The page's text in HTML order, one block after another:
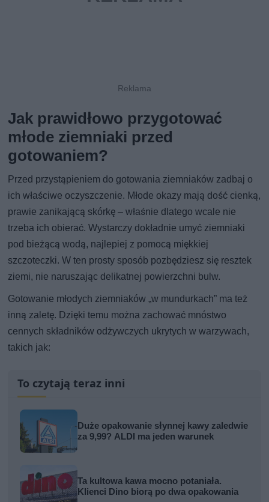
Jak prawidłowo przygotować
młode ziemniaki przed
gotowaniem?
Przed przystąpieniem do gotowania ziemniaków zadbaj o
ich właściwe oczyszczenie. Młode okazy mają dość cienką,
prawie zanikającą skórkę – właśnie dlatego wcale nie
trzeba ich obierać. Wystarczy dokładnie umyć ziemniaki
pod bieżącą wodą, najlepiej z pomocą miękkiej
szczoteczki. W ten prosty sposób pozbędziesz się resztek
ziemi, nie naruszając delikatnej powierzchni bulw.
Gotowanie młodych ziemniaków „w mundurkach” ma też
inną zaletę. Dzięki temu można zachować mnóstwo
cennych składników odżywczych ukrytych w warzywach,
takich jak:
To czytają teraz inni
Duże opakowanie słynnej kawy zaledwie
za 9,99? ALDI ma jeden warunek
Ta kultowa kawa mocno potaniała.
Klienci Dino biorą po dwa opakowania